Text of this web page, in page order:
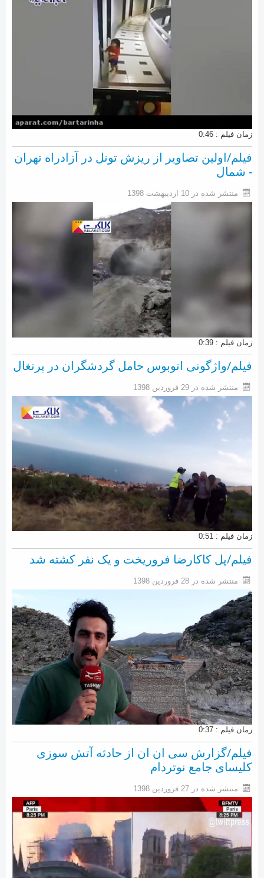
زمان فیلم : 0:46
فیلم/اولین تصاویر از ریزش تونل در آزادراه تهران
- شمال
منتشر شده در 10 ارديبهشت 1398
زمان فیلم : 0:39
فیلم/واژگونی اتوبوس حامل گردشگران در پرتغال
منتشر شده در 29 فروردين 1398
زمان فیلم : 0:51
فیلم/پل کاکارضا فروریخت و یک نفر کشته شد
منتشر شده در 28 فروردين 1398
زمان فیلم : 0:37
فیلم/گزارش سی ان ان از حادثه آتش سوزی
کلیسای جامع نوتردام
منتشر شده در 27 فروردين 1398